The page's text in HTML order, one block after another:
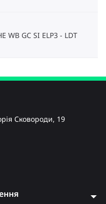
WB GC SI ELP3 LDT
Сковороди, 19